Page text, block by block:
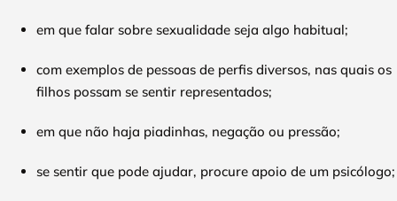
em que falar sobre sexualidade seja algo habitual;
com exemplos de pessoas de perfis diversos, nas quais os
filhos possam se sentir representados;
em que não haja piadinhas, negação ou pressão;
se sentir que pode ajudar, procure apoio de um psicólogo;